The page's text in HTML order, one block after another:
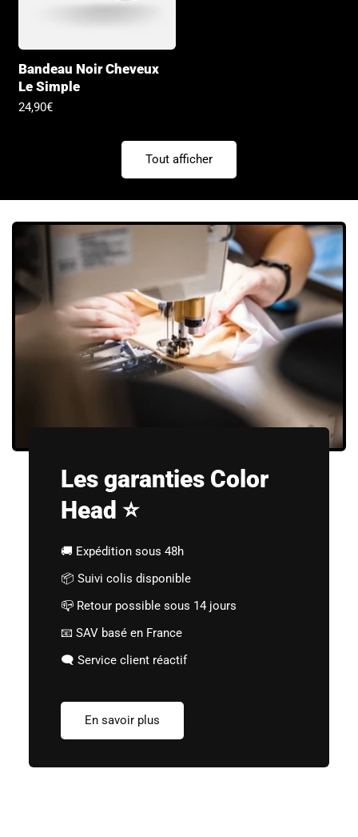
Bandeau Noir Cheveux
Le Simple
Prix
24,90€
Tout afficher
Les garanties Color
Head ⭐
🚚 Expédition sous 48h
📦 Suivi colis disponible
📪 Retour possible sous 14 jours
📧 SAV basé en France
🗨️ Service client réactif
En savoir plus